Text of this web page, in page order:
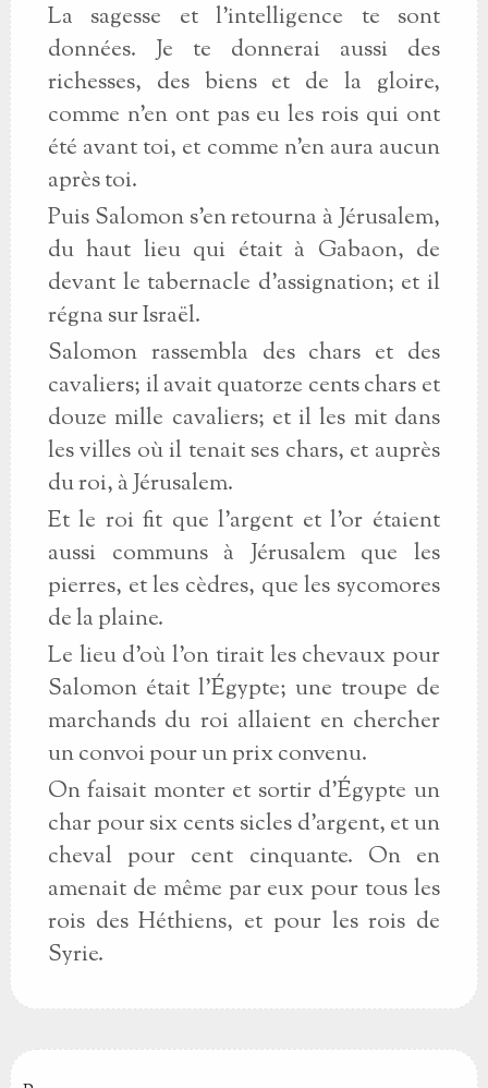
La sagesse et l'intelligence te sont
données. Je te donnerai aussi des
richesses, des biens et de la gloire,
comme n'en ont pas eu les rois qui ont
été avant toi, et comme n'en aura aucun
après toi.
Puis Salomon s'en retourna à Jérusalem,
du haut lieu qui était à Gabaon, de
devant le tabernacle d'assignation; et il
régna sur Israël.
Salomon rassembla des chars et des
cavaliers; il avait quatorze cents chars et
douze mille cavaliers; et il les mit dans
les villes où il tenait ses chars, et auprès
du roi, à Jérusalem.
Et le roi fit que l'argent et l'or étaient
aussi communs à Jérusalem que les
pierres, et les cèdres, que les sycomores
de la plaine.
Le lieu d'où l'on tirait les chevaux pour
Salomon était l'Égypte; une troupe de
marchands du roi allaient en chercher
un convoi pour un prix convenu.
On faisait monter et sortir d'Égypte un
char pour six cents sicles d'argent, et un
cheval pour cent cinquante. On en
amenait de même par eux pour tous les
rois des Héthiens, et pour les rois de
Syrie.